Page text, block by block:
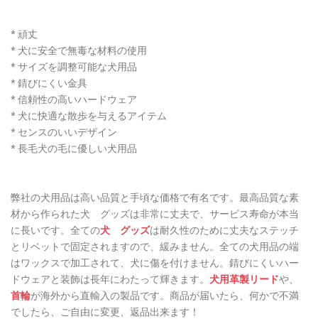
* 頑丈
* 犬に安全で無毒な材料の使用
* サイズを調整可能な犬用品
* 錆びにくい金具
* 信頼性の高いハードウェア
* 犬に快適な散歩を与えるアイテム
* センスのいいデザイン
* 長毛犬の毛に優しい犬用品
弊社の犬用品は高い品質と手頃な価格で有名です。最高品質な素
材から作られた犬 グッズは非常に丈夫で、サービス寿命が本当
に長いです。全ての犬 グッズは耐久性のために丈夫なステッチ
とリベットで固定されますので、緩みません。全ての犬用品の端
はワックスで加工されて、犬に傷を付けません。錆びにくいハー
ドウェアと装飾は長年にわたって輝きます。 犬用革製リードや、
首輪が海外から直輸入の製品です。商品が届いたら、何かで不満
でしたら、ご自由に変更、返品出来ます！